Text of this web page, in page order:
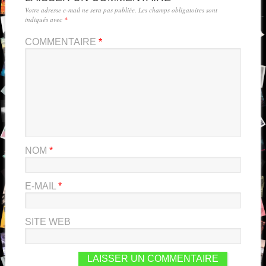
Votre adresse e-mail ne sera pas publiée. Les champs obligatoires sont
indiqués avec *
COMMENTAIRE *
NOM *
E-MAIL *
SITE WEB